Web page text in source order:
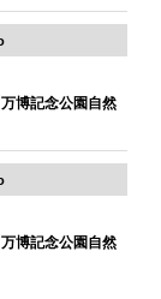
博記念公園自然
博記念公園自然